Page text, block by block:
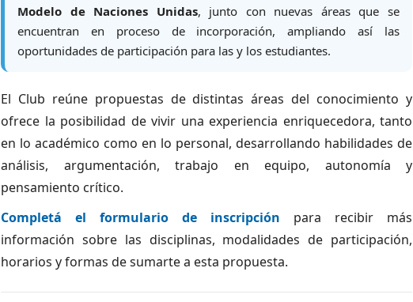
Modelo de Naciones Unidas, junto con nuevas áreas que se
encuentran en proceso de incorporación, ampliando así las
oportunidades de participación para las y los estudiantes.
El Club reúne propuestas de distintas áreas del conocimiento y
ofrece la posibilidad de vivir una experiencia enriquecedora, tanto
en lo académico como en lo personal, desarrollando habilidades de
análisis, argumentación, trabajo en equipo, autonomía y
pensamiento crítico.
Completá el formulario de inscripción para recibir más
información sobre las disciplinas, modalidades de participación,
horarios y formas de sumarte a esta propuesta.